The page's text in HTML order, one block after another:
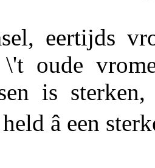
eertijds
oude
is
held â een